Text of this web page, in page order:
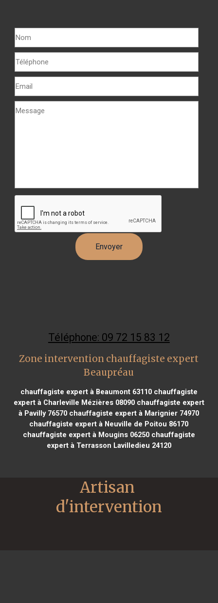
Téléphone: 09 72 15 83 12
Zone intervention chauffagiste expert
Beaupréau
chauffagiste expert à Beaumont 63110chauffagiste
expert à Charleville Mézières 08090chauffagiste expert
à Pavilly 76570 chauffagiste expert à Marignier 74970
chauffagiste expert à Neuville de Poitou 86170
chauffagiste expert à Mougins 06250chauffagiste
expert à Terrasson Lavilledieu 24120
Artisan
d'intervention